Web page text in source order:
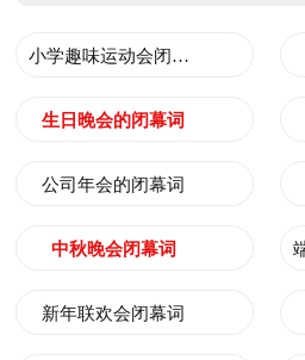
小学趣味运动会闭幕词
生日晚会的闭幕词
公司年会的闭幕词
中秋晚会闭幕词
新年联欢会闭幕词